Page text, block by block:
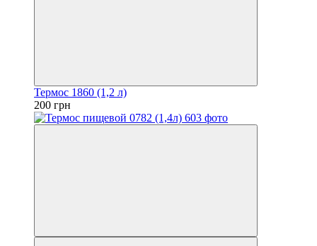
Термос 1860 (1,2 л)
200 грн